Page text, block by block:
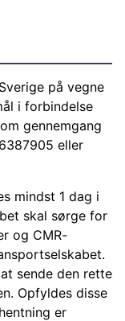
på vegne
i forbindelse
gennemgang
eller
mindst 1 dag i
skal sørge for
og CMR-
sende den rette
Opfyldes disse
er